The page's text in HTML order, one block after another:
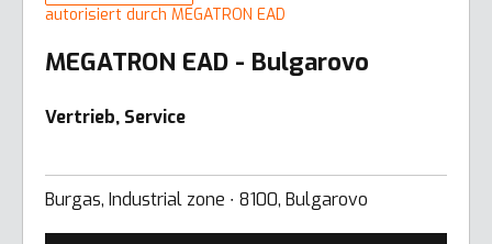
autorisiert durch MEGATRON EAD
MEGATRON EAD - Bulgarovo
Vertrieb, Service
Burgas, Industrial zone ∙ 8100, Bulgarovo